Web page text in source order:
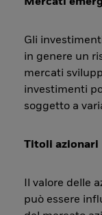
Gli
in genere un
mercati
investimenti
soggetto a
Titoli azionari
Il valore delle
può essere